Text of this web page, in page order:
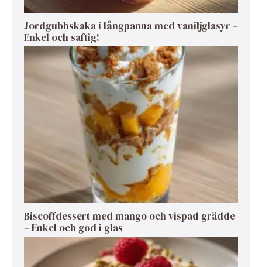
Jordgubbskaka i långpanna med vaniljglasyr –
Enkel och saftig!
Biscoffdessert med mango och vispad grädde
– Enkel och god i glas